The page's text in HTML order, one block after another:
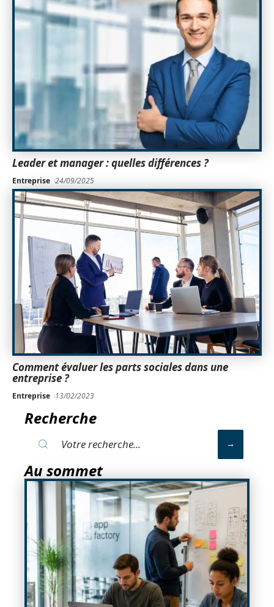
Leader et manager : quelles différences ?
Entreprise 24/09/2025
Comment évaluer les parts sociales dans une
entreprise ?
Entreprise 13/02/2023
Recherche
Au sommet